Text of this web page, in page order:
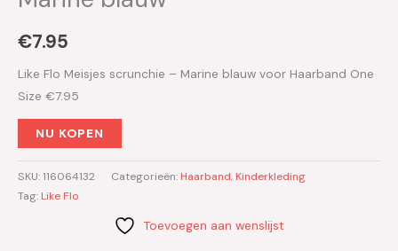
€7.95
Like Flo Meisjes scrunchie – Marine blauw voor Haarband One
Size €7.95
NU KOPEN
SKU:116064132 Categorieën: Haarband, Kinderkleding
Tag: Like Flo
Toevoegen aan wenslijst